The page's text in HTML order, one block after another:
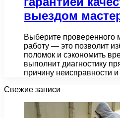
выездом
Выберите проверенного
работу — это позволит
поломок и сэкономить
выполнит диагностику
причину неисправности
Свежие записи